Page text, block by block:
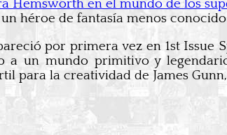
Hemsworth en el mundo de los
héroe de fantasía menos
por primera vez en 1st Issue
a un mundo primitivo y
para la creatividad de James